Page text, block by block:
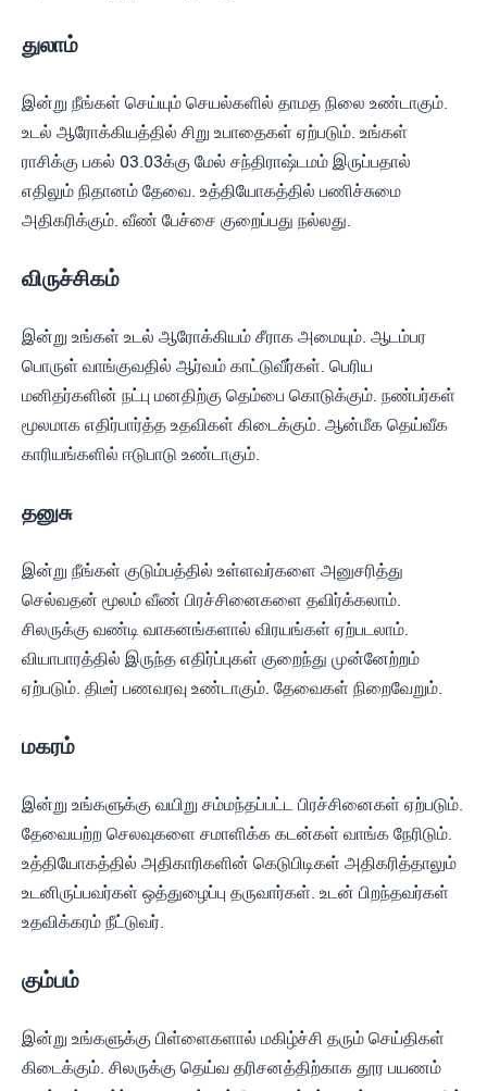
துலாம்
இன்று நீங்கள் செய்யும் செயல்களில் தாமத நிலை உண்டாகும்.
உடல் ஆரோக்கியத்தில் சிறு உபாதைகள் ஏற்படும். உங்கள்
ராசிக்கு பகல் 03.03க்கு மேல் சந்திராஷ்டமம் இருப்பதால்
எதிலும் நிதானம் தேவை. உத்தியோகத்தில் பணிச்சுமை
அதிகரிக்கும். வீண் பேச்சை குறைப்பது நல்லது.
விருச்சிகம்
இன்று உங்கள் உடல் ஆரோக்கியம் சீராக அமையும். ஆடம்பர
பொருள் வாங்குவதில் ஆர்வம் காட்டுவீர்கள். பெரிய
மனிதர்களின் நட்பு மனதிற்கு தெம்பை கொடுக்கும். நண்பர்கள்
மூலமாக எதிர்பார்த்த உதவிகள் கிடைக்கும். ஆன்மீக தெய்வீக
காரியங்களில் ஈடுபாடு உண்டாகும்.
தனுசு
இன்று நீங்கள் குடும்பத்தில் உள்ளவர்களை அனுசரித்து
செல்வதன் மூலம் வீண் பிரச்சினைகளை தவிர்க்கலாம்.
சிலருக்கு வண்டி வாகனங்களால் விரயங்கள் ஏற்படலாம்.
வியாபாரத்தில் இருந்த எதிர்ப்புகள் குறைந்து முன்னேற்றம்
ஏற்படும். திடீர் பணவரவு உண்டாகும். தேவைகள் நிறைவேறும்.
மகரம்
இன்று உங்களுக்கு வயிறு சம்மந்தப்பட்ட பிரச்சினைகள் ஏற்படும்.
தேவையற்ற செலவுகளை சமாளிக்க கடன்கள் வாங்க நேரிடும்.
உத்தியோகத்தில் அதிகாரிகளின் கெடுபிடிகள் அதிகரித்தாலும்
உடனிருப்பவர்கள் ஒத்துழைப்பு தருவார்கள். உடன் பிறந்தவர்கள்
உதவிக்கரம் நீட்டுவர்.
கும்பம்
இன்று உங்களுக்கு பிள்ளைகளால் மகிழ்ச்சி தரும் செய்திகள்
கிடைக்கும். சிலருக்கு தெய்வ தரிசனத்திற்காக தூர பயணம்